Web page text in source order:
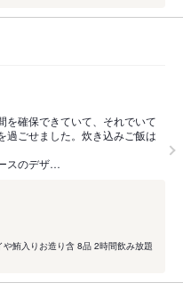
を確保できていて、それでいて
過ごせました。炊き込みご飯は
スのデザ…
鮪入りお造り含 8品 2時間飲み放題